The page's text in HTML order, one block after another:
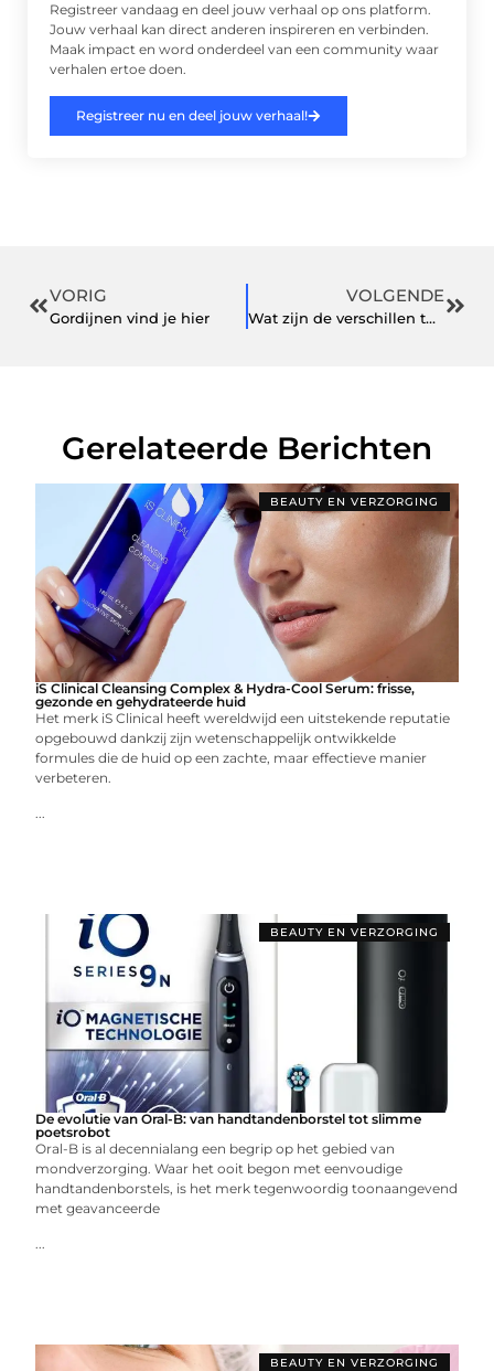
Registreer vandaag en deel jouw verhaal op ons platform.
Jouw verhaal kan direct anderen inspireren en verbinden.
Maak impact en word onderdeel van een community waar
verhalen ertoe doen.
Registreer nu en deel jouw verhaal!
VORIG
Gordijnen vind je hier
VOLGENDE
Wat zijn de verschillen tussen een veranda en een overkapping?
Gerelateerde Berichten
BEAUTY EN VERZORGING
iS Clinical Cleansing Complex & Hydra-Cool Serum: frisse,
gezonde en gehydrateerde huid
Het merk iS Clinical heeft wereldwijd een uitstekende reputatie
opgebouwd dankzij zijn wetenschappelijk ontwikkelde
formules die de huid op een zachte, maar effectieve manier
verbeteren.
...
BEAUTY EN VERZORGING
De evolutie van Oral-B: van handtandenborstel tot slimme
poetsrobot
Oral-B is al decennialang een begrip op het gebied van
mondverzorging. Waar het ooit begon met eenvoudige
handtandenborstels, is het merk tegenwoordig toonaangevend
met geavanceerde
...
BEAUTY EN VERZORGING